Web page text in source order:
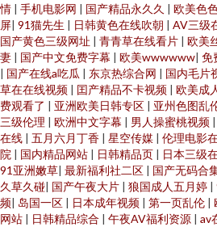
情 | 手机电影网 | 国产精品永久久 | 欧美色
屏| 91猫先生 | 日韩黄色在线吹朝 | AV三级
国产黄色三级网址 | 青青草在线看片 | 欧美
妻 | 国产中文免费字幕 | 欧美wwwwww| 免
| 国产在线a吃瓜 | 东京热综合网 | 国内毛片
草在在线视频 | 囯产精品不卡视频 | 欧美成
费观看了 | 亚洲欧美日韩专区 | 亚州色图乱
三级伦理 | 欧洲中文字幕 | 男人操蜜桃视频 |
在线 | 五月六月丁香 | 星空传媒 | 伦理电影
院 | 国内精品网站 | 日韩精品页 | 日本三级
91亚洲嫩草| 最新福利社二区 | 国产无码合
久草久碰| 国产午夜大片 | 狼国成人五月婷 |
频| 岛国一区 | 日本成年视频 | 第一页乱伦 |
网站 | 日韩精品综合 | 午夜AV福利资源 | av